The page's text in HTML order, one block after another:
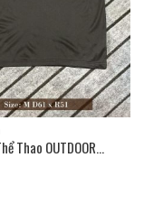
Thao OUTDOOR